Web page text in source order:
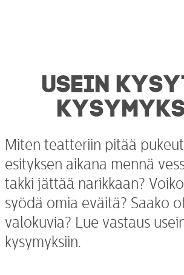
USEIN
Miten teatteriin pitää
esityksen aikana mennä
takki jättää narikkaan?
syödä omia eväitä? Saako
valokuvia?
Lue vastaus
kysymyksiin.